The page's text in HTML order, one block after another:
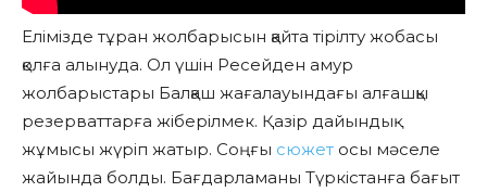
Елімізде тұран жолбарысын қайта тірілту жобасы
қолға алынуда. Ол үшін Ресейден амур
жолбарыстары Балқаш жағалауындағы алғашқы
резерваттарға жіберілмек. Қазір дайындық
жұмысы жүріп жатыр. Соңғы сюжет осы мәселе
жайында болды. Бағдарламаны Түркістанға бағыт